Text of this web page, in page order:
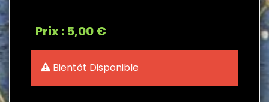
Prix : 5,00 €
Bientôt Disponible